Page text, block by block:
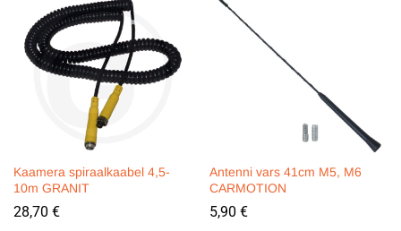
Kaamera spiraalkaabel 4,5-
10m GRANIT
28,70 €
Antenni vars 41cm M5, M6
CARMOTION
5,90 €